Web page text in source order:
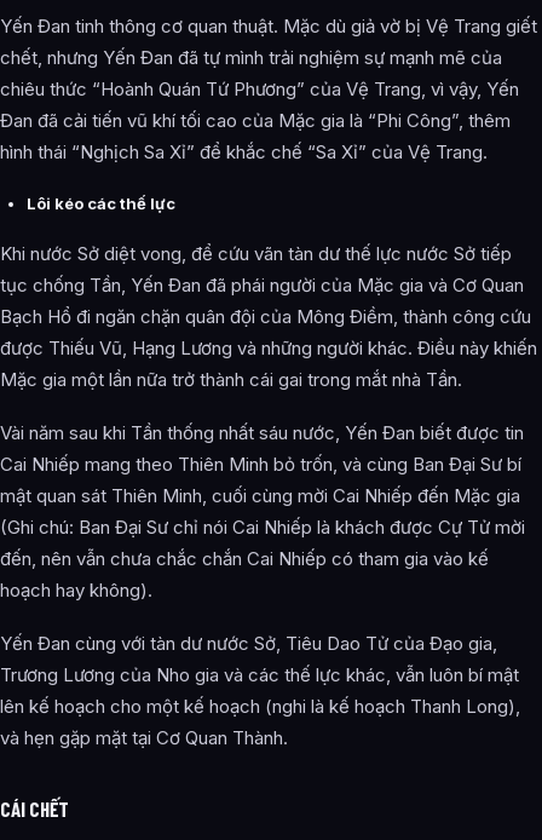
Yến Đan tinh thông cơ quan thuật. Mặc dù giả vờ bị Vệ Trang giết
chết, nhưng Yến Đan đã tự mình trải nghiệm sự mạnh mẽ của
chiêu thức “Hoành Quán Tứ Phương” của Vệ Trang, vì vậy, Yến
Đan đã cải tiến vũ khí tối cao của Mặc gia là “Phi Công”, thêm
hình thái “Nghịch Sa Xỉ” để khắc chế “Sa Xỉ” của Vệ Trang.
Lôi kéo các thế lực
Khi nước Sở diệt vong, để cứu vãn tàn dư thế lực nước Sở tiếp
tục chống Tần, Yến Đan đã phái người của Mặc gia và Cơ Quan
Bạch Hổ đi ngăn chặn quân đội của Mông Điềm, thành công cứu
được Thiếu Vũ, Hạng Lương và những người khác. Điều này khiến
Mặc gia một lần nữa trở thành cái gai trong mắt nhà Tần.
Vài năm sau khi Tần thống nhất sáu nước, Yến Đan biết được tin
Cai Nhiếp mang theo Thiên Minh bỏ trốn, và cùng Ban Đại Sư bí
mật quan sát Thiên Minh, cuối cùng mời Cai Nhiếp đến Mặc gia
(Ghi chú: Ban Đại Sư chỉ nói Cai Nhiếp là khách được Cự Tử mời
đến, nên vẫn chưa chắc chắn Cai Nhiếp có tham gia vào kế
hoạch hay không).
Yến Đan cùng với tàn dư nước Sở, Tiêu Dao Tử của Đạo gia,
Trương Lương của Nho gia và các thế lực khác, vẫn luôn bí mật
lên kế hoạch cho một kế hoạch (nghi là kế hoạch Thanh Long),
và hẹn gặp mặt tại Cơ Quan Thành.
CÁI CHẾT